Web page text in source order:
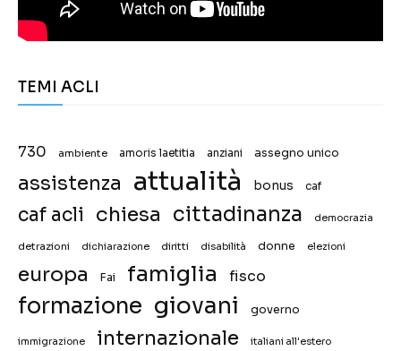
TEMI ACLI
730 ambiente amoris laetitia anziani assegno unico
assistenza attualità bonus caf
caf acli chiesa cittadinanza democrazia
detrazioni dichiarazione diritti disabilità donne elezioni
europa Fai famiglia fisco
formazione giovani governo
immigrazione internazionale italiani all'estero